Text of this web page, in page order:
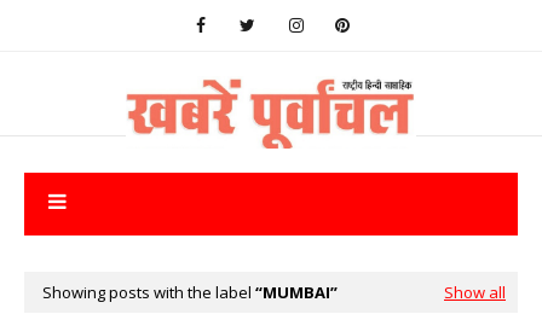
Showing posts with the label MUMBAI Show all